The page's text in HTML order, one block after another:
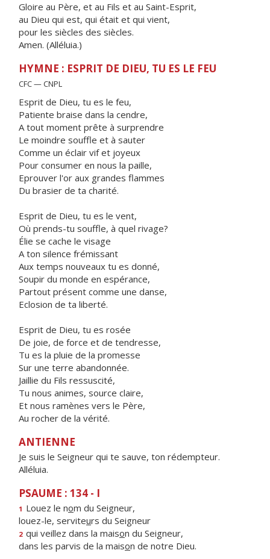
Gloire au Père, et au Fils et au Saint-Esprit,
au Dieu qui est, qui était et qui vient,
pour les siècles des siècles.
Amen. (Alléluia.)
HYMNE : ESPRIT DE DIEU, TU ES LE FEU
CFC — CNPL
Esprit de Dieu, tu es le feu,
Patiente braise dans la cendre,
A tout moment prête à surprendre
Le moindre souffle et à sauter
Comme un éclair vif et joyeux
Pour consumer en nous la paille,
Eprouver l'or aux grandes flammes
Du brasier de ta charité.
Esprit de Dieu, tu es le vent,
Où prends-tu souffle, à quel rivage?
Élie se cache le visage
A ton silence frémissant
Aux temps nouveaux tu es donné,
Soupir du monde en espérance,
Partout présent comme une danse,
Eclosion de ta liberté.
Esprit de Dieu, tu es rosée
De joie, de force et de tendresse,
Tu es la pluie de la promesse
Sur une terre abandonnée.
Jaillie du Fils ressuscité,
Tu nous animes, source claire,
Et nous ramènes vers le Père,
Au rocher de la vérité.
ANTIENNE
Je suis le Seigneur qui te sauve, ton rédempteur.
Alléluia.
PSAUME : 134 - I
1 Louez le nom du Seigneur,
louez-le, serviteurs du Seigneur
2 qui veillez dans la maison du Seigneur,
dans les parvis de la maison de notre Dieu.